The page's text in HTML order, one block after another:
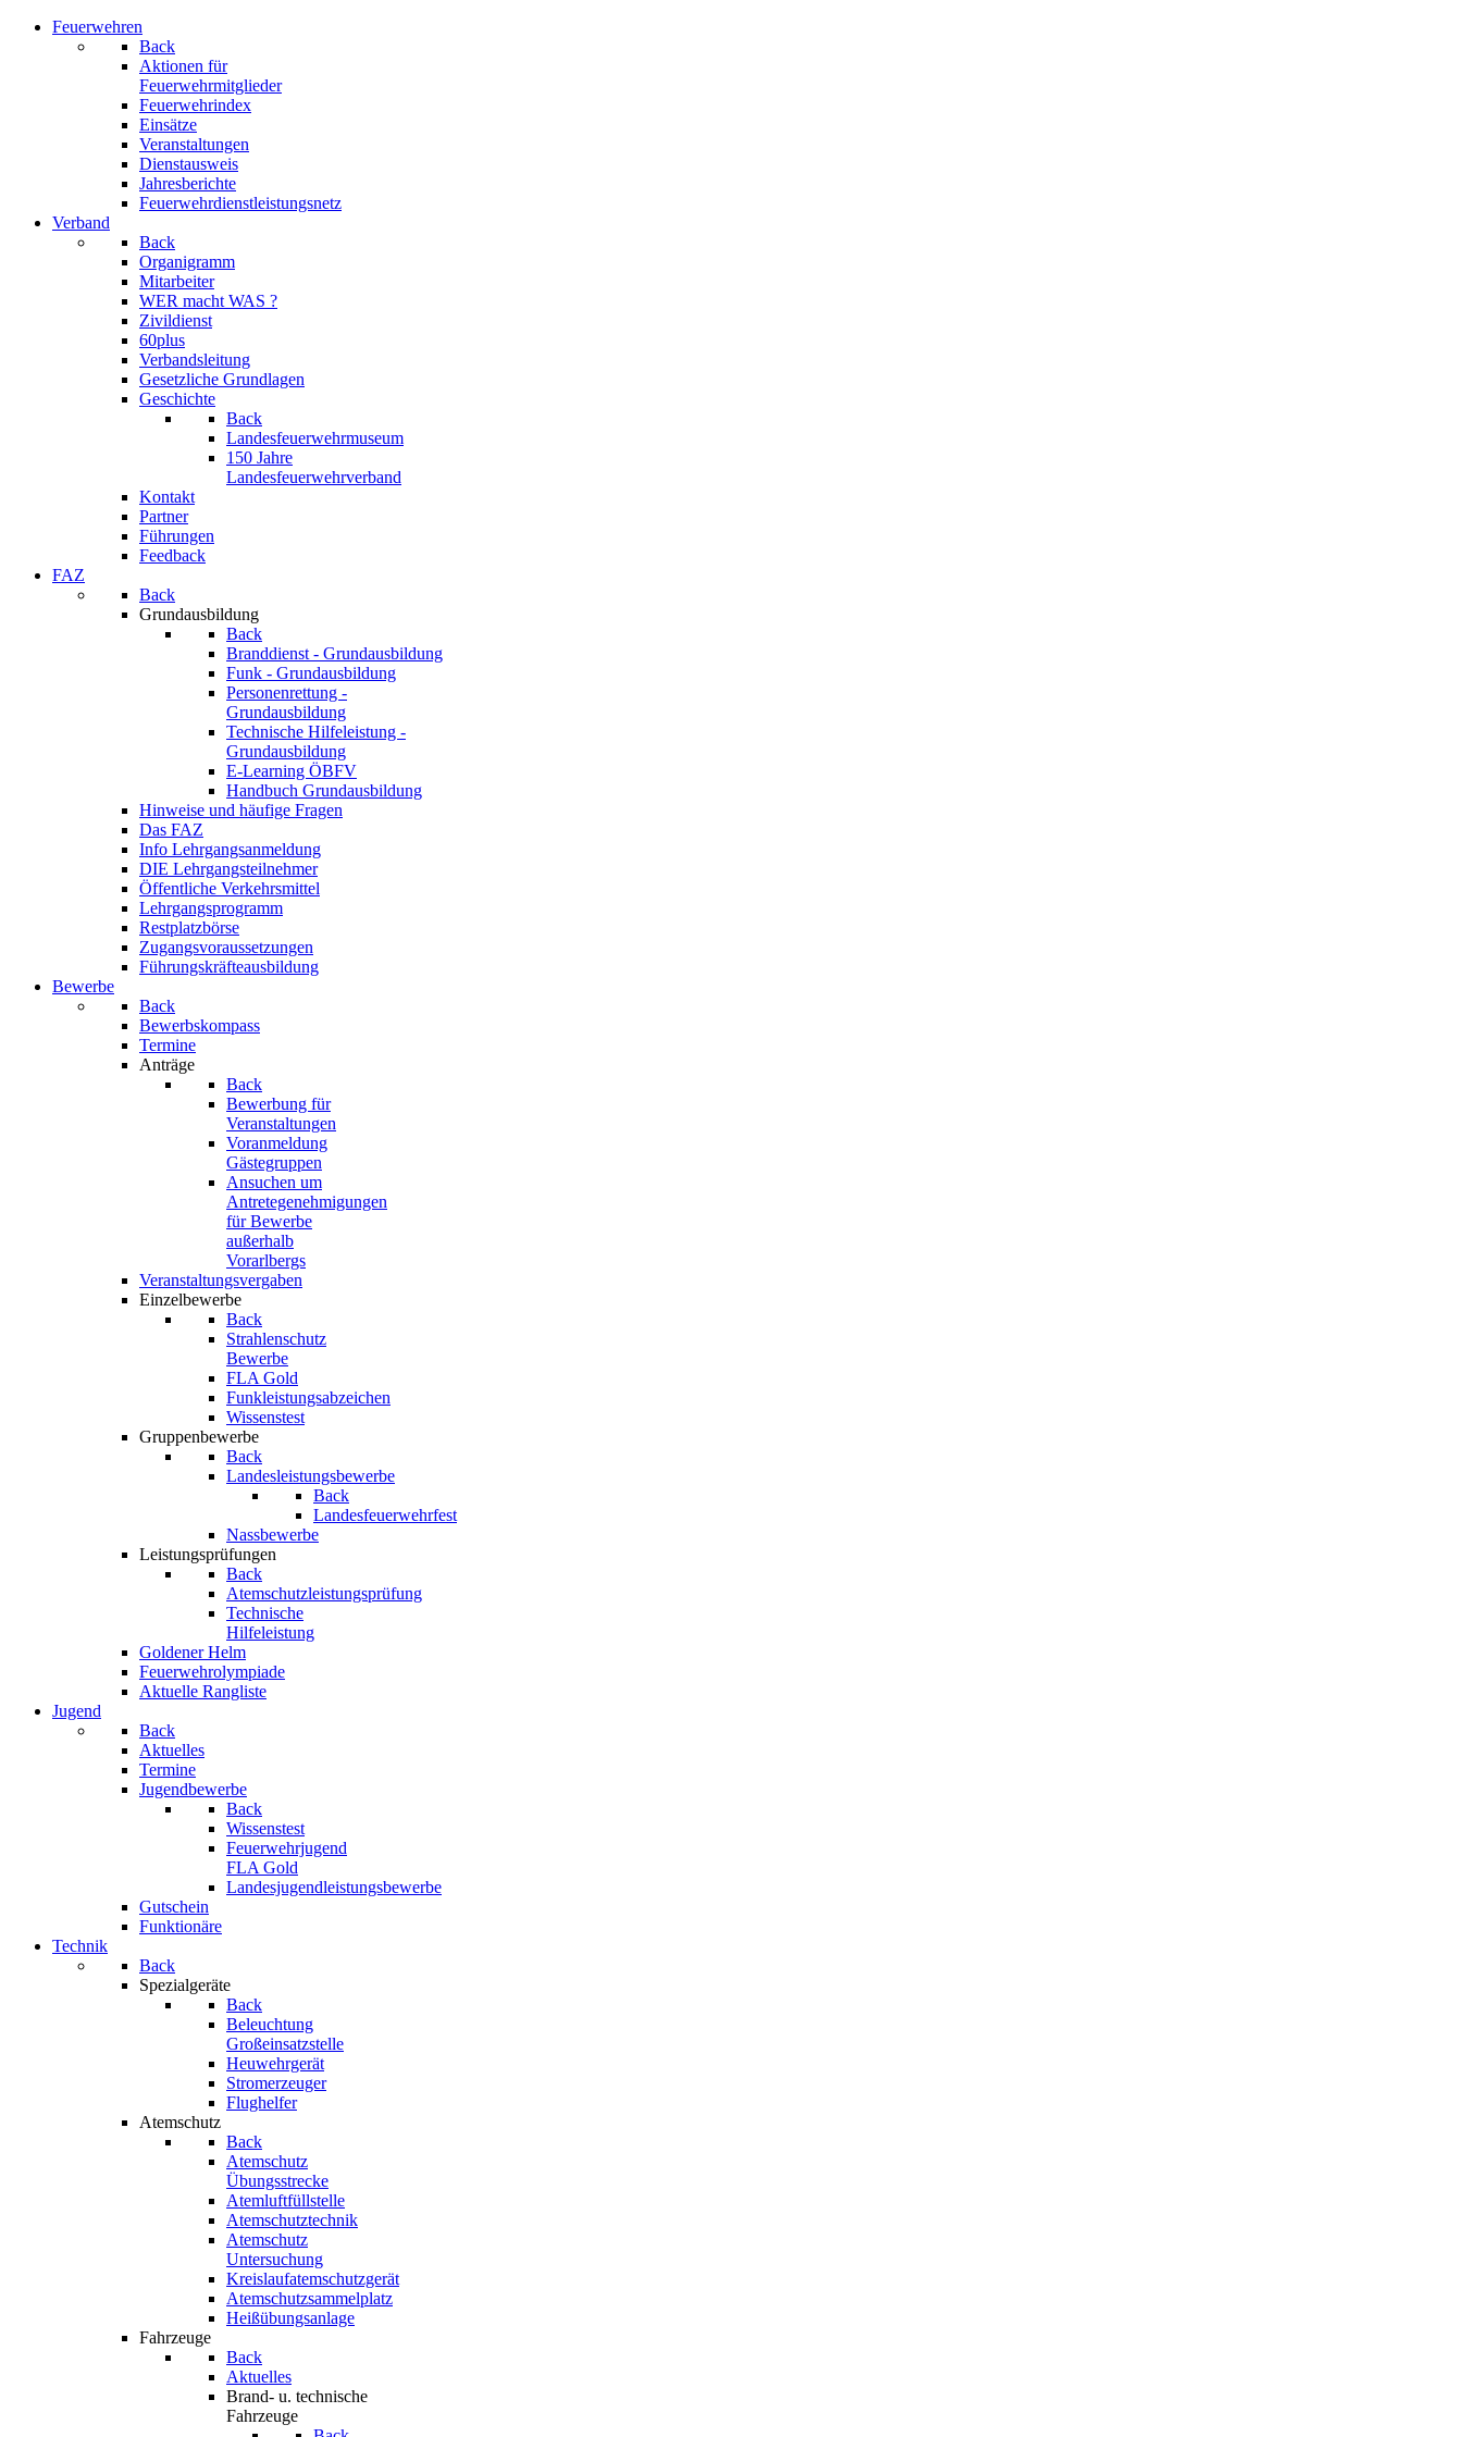
Feuerwehren
Back
Aktionen für
Feuerwehrmitglieder
Feuerwehrindex
Einsätze
Veranstaltungen
Dienstausweis
Jahresberichte
Feuerwehrdienstleistungsnetz
Verband
Back
Organigramm
Mitarbeiter
WER macht WAS ?
Zivildienst
60plus
Verbandsleitung
Gesetzliche Grundlagen
Geschichte
Back
Landesfeuerwehrmuseum
150 Jahre
Landesfeuerwehrverband
Kontakt
Partner
Führungen
Feedback
FAZ
Back
Grundausbildung
Back
Branddienst - Grundausbildung
Funk - Grundausbildung
Personenrettung -
Grundausbildung
Technische Hilfeleistung -
Grundausbildung
E-Learning ÖBFV
Handbuch Grundausbildung
Hinweise und häufige Fragen
Das FAZ
Info Lehrgangsanmeldung
DIE Lehrgangsteilnehmer
Öffentliche Verkehrsmittel
Lehrgangsprogramm
Restplatzbörse
Zugangsvoraussetzungen
Führungskräfteausbildung
Bewerbe
Back
Bewerbskompass
Termine
Anträge
Back
Bewerbung für
Veranstaltungen
Voranmeldung
Gästegruppen
Ansuchen um
Antretegenehmigungen
für Bewerbe
außerhalb
Vorarlbergs
Veranstaltungsvergaben
Einzelbewerbe
Back
Strahlenschutz
Bewerbe
FLA Gold
Funkleistungsabzeichen
Wissenstest
Gruppenbewerbe
Back
Landesleistungsbewerbe
Back
Landesfeuerwehrfest
Nassbewerbe
Leistungsprüfungen
Back
Atemschutzleistungsprüfung
Technische
Hilfeleistung
Goldener Helm
Feuerwehrolympiade
Aktuelle Rangliste
Jugend
Back
Aktuelles
Termine
Jugendbewerbe
Back
Wissenstest
Feuerwehrjugend
FLA Gold
Landesjugendleistungsbewerbe
Gutschein
Funktionäre
Technik
Back
Spezialgeräte
Back
Beleuchtung
Großeinsatzstelle
Heuwehrgerät
Stromerzeuger
Flughelfer
Atemschutz
Back
Atemschutz
Übungsstrecke
Atemluftfüllstelle
Atemschutztechnik
Atemschutz
Untersuchung
Kreislaufatemschutzgerät
Atemschutzsammelplatz
Heißübungsanlage
Fahrzeuge
Back
Aktuelles
Brand- u. technische
Fahrzeuge